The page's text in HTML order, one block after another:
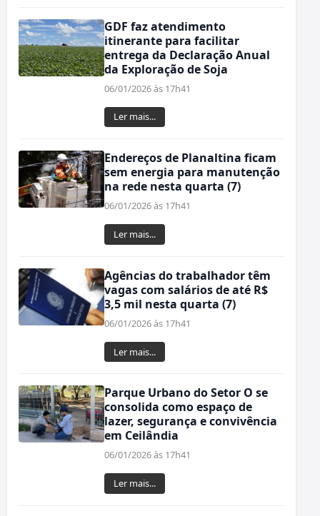
GDF faz atendimento
itinerante para facilitar
entrega da Declaração Anual
da Exploração de Soja
06/01/2026 às 17h41
Ler mais...
Endereços de Planaltina ficam
sem energia para manutenção
na rede nesta quarta (7)
06/01/2026 às 17h41
Ler mais...
Agências do trabalhador têm
vagas com salários de até R$
3,5 mil nesta quarta (7)
06/01/2026 às 17h41
Ler mais...
Parque Urbano do Setor O se
consolida como espaço de
lazer, segurança e convivência
em Ceilândia
06/01/2026 às 17h41
Ler mais...